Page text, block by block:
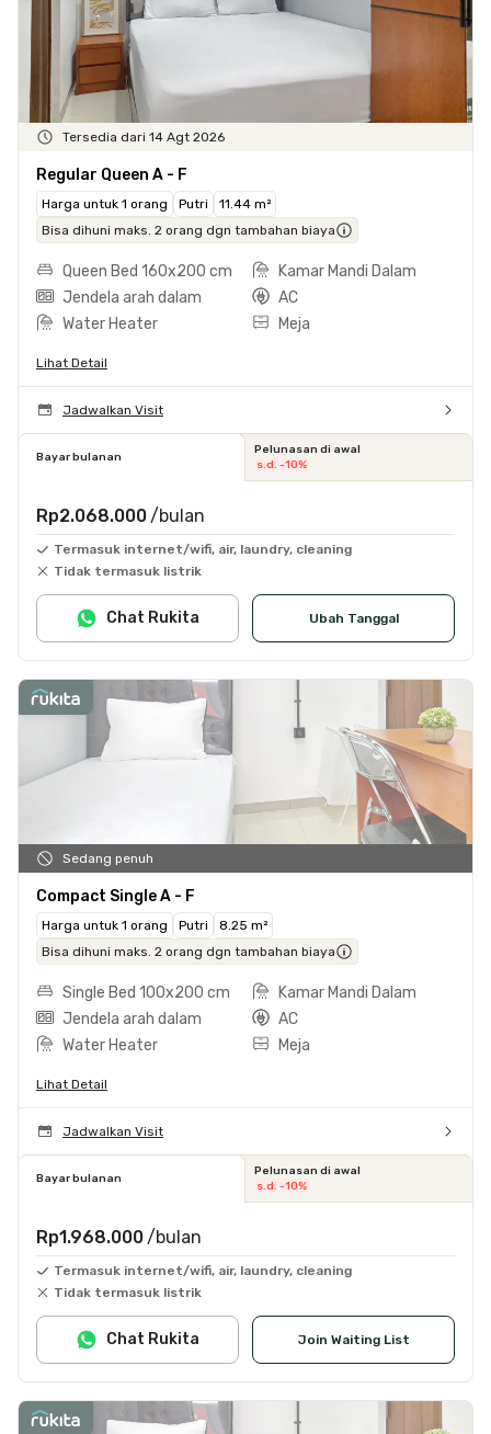
Tersedia dari 14 Agt 2026
Regular Queen A - F
Harga untuk 1 orang Putri
11.44 m²
Bisa dihuni maks. 2 orang dgn tambahan biaya
Queen Bed 160x200 cm
Kamar Mandi Dalam
Jendela arah dalam
AC
Water Heater
Meja
Lihat Detail
Jadwalkan Visit
Bayar bulanan
Pelunasan di awal
s.d. -10%
Rp2.068.000 /bulan
Termasuk internet/wifi, air, laundry, cleaning
Tidak termasuk listrik
Ubah Tanggal
Chat Rukita
Sedang penuh
Compact Single A - F
Harga untuk 1 orang Putri
8.25 m²
Bisa dihuni maks. 2 orang dgn tambahan biaya
Single Bed 100x200 cm
Kamar Mandi Dalam
Jendela arah dalam
AC
Water Heater
Meja
Lihat Detail
Jadwalkan Visit
Bayar bulanan
Pelunasan di awal
s.d. -10%
Rp1.968.000 /bulan
Termasuk internet/wifi, air, laundry, cleaning
Tidak termasuk listrik
Join Waiting List
Chat Rukita